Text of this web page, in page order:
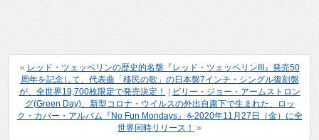
« レッド・ツェッペリンの歴史的名盤『レッド・ツェッペリンIII』発売50
周年を記念して、代表曲「移民の歌」の日本盤7インチ・シングル復刻盤
が、全世界19,700枚限定で発売決定！
| ビリー・ジョー・アームストロン
グ(Green Day)、新型コロナ・ウイルスの外出自粛下で生まれた、ロッ
ク・カバー・アルバム『No Fun Mondays』を2020年11月27日（金）に全
世界同時リリース！ »